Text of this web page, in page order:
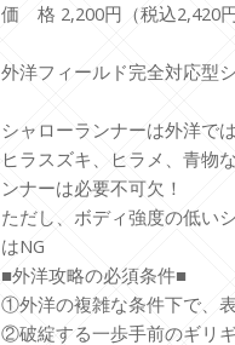
価 格 2,200円（税込2,420
外洋フィールド完全対応型
シャローランナーは外洋で
ヒラスズキ、ヒラメ、青物
ンナーは必要不可欠！
ただし、ボディ強度の低い
はNG
■外洋攻略の必須条件■
①外洋の複雑な条件下で、
②破綻する一歩手前のギリ